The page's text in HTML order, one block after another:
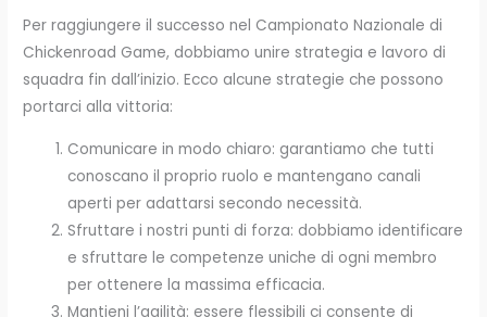
Per raggiungere il successo nel Campionato Nazionale di
Chickenroad Game, dobbiamo unire strategia e lavoro di
squadra fin dall’inizio. Ecco alcune strategie che possono
portarci alla vittoria:
Comunicare in modo chiaro: garantiamo che tutti
conoscano il proprio ruolo e mantengano canali
aperti per adattarsi secondo necessità.
Sfruttare i nostri punti di forza: dobbiamo identificare
e sfruttare le competenze uniche di ogni membro
per ottenere la massima efficacia.
Mantieni l’agilità: essere flessibili ci consente di